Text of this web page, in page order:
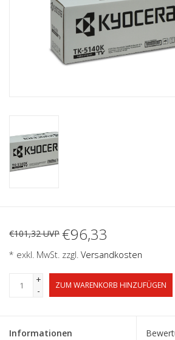
€101,32 UVP €96,33
* exkl. MwSt. zzgl. Versandkosten
+
-
ZUM WARENKORB HINZUFÜGEN
Informationen